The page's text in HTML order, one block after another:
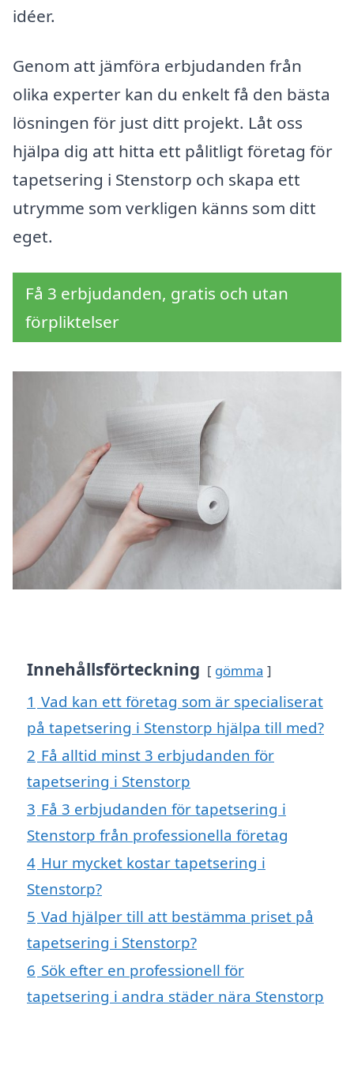
idéer.
Genom att jämföra erbjudanden från
olika experter kan du enkelt få den bästa
lösningen för just ditt projekt. Låt oss
hjälpa dig att hitta ett pålitligt företag för
tapetsering i Stenstorp och skapa ett
utrymme som verkligen känns som ditt
eget.
Få 3 erbjudanden, gratis och utan
förpliktelser
Innehållsförteckning gömma
1 Vad kan ett företag som är specialiserat
på tapetsering i Stenstorp hjälpa till med?
2 Få alltid minst 3 erbjudanden för
tapetsering i Stenstorp
3 Få 3 erbjudanden för tapetsering i
Stenstorp från professionella företag
4 Hur mycket kostar tapetsering i
Stenstorp?
5 Vad hjälper till att bestämma priset på
tapetsering i Stenstorp?
6 Sök efter en professionell för
tapetsering i andra städer nära Stenstorp